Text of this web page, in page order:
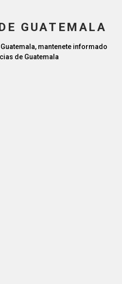
GUATEMALA
mantenete informado
de Guatemala